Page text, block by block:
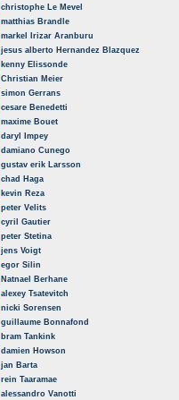
christophe Le Mevel
matthias Brandle
markel Irizar Aranburu
jesus alberto Hernandez Blazquez
kenny Elissonde
Christian Meier
simon Gerrans
cesare Benedetti
maxime Bouet
daryl Impey
damiano Cunego
gustav erik Larsson
chad Haga
kevin Reza
peter Velits
cyril Gautier
peter Stetina
jens Voigt
egor Silin
Natnael Berhane
alexey Tsatevitch
nicki Sorensen
guillaume Bonnafond
bram Tankink
damien Howson
jan Barta
rein Taaramae
alessandro Vanotti